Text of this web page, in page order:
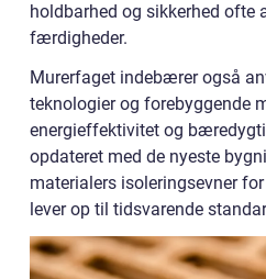
holdbarhed og sikkerhed
færdigheder.
Murerfaget indebærer også
teknologier og forebyggende
energieffektivitet og
opdateret med de nyeste
materialers isoleringsevner
lever op til tidsvarende